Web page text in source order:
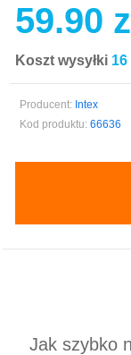
59.90
Koszt wysyłki 16
Producent: Intex
Kod produktu: 66636
Jak szybko